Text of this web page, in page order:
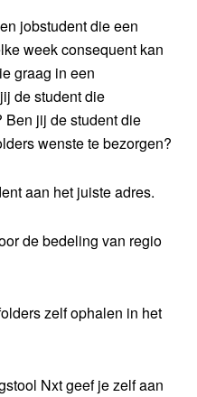
jobstudent die een
week consequent kan
graag in een
de student die
Ben jij de student die
wenste te bezorgen?
aan het juiste adres.
de bedeling van regio
zelf ophalen in het
Nxt geef je zelf aan